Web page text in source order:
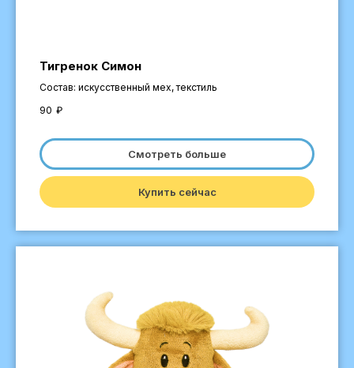
Тигренок Симон
Состав: искусственный мех, текстиль
90 ₽
Смотреть больше
Купить сейчас